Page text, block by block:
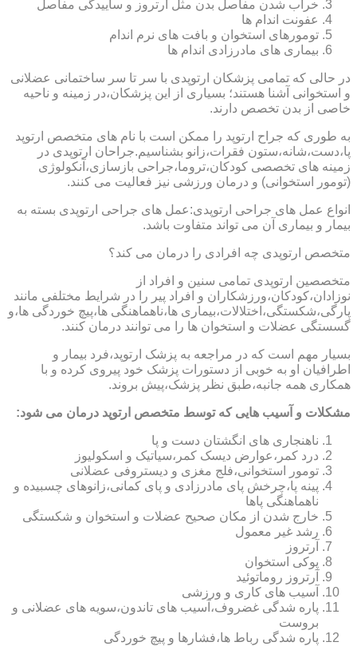
خراب شدن مفاصل بدن مثل آرتروز و ساییدگی مفاصل
عفونت اندام ها
تومورهای استخوان و بافت های نرم اندام
بیماری های مادرزادی اندام ها
در حالی که تمامی پزشکان ارتوپدی با سر تا سر ساختمانی عضلانی
و استخوانی آشنا هستند؛ بسیاری از این پزشکان،در زمینه و ناحیه
خاصی از بدن تخصص دارند.
به طوری که جراح ارتوپد را ممکن است با نام های متخصص ارتوپد
پا،دست،شانه،ستون فقرات،زانو بشناسیم.جراحان ارتوپدی در
زمینه های تخصصی کودکان،تروما،جراحی بازسازی،آنکولوژی
(تومور استخوانی) و درمان ورزشی نیز فعالیت می کنند.
انواع عمل های جراحی ارتوپدی:عمل های جراحی ارتوپدی بسته به
بیمار و بیماری آن می تواند متفاوت باشد.
متخصص ارتوپدی چه افرادی را درمان می کند؟
متخصصین ارتوپدی تمامی سنین و افراد از
نوزادان،کودکان،ورزشکاران و افراد پیر را در شرایط مختلفی مانند
پارگی،شکستگی،اختلالات،بیماری ها،ناهماهنگی ها،پیچ خوردگی ها،و
گسستگی عضلات و استخوان ها را می توانند درمان کنند.
بسیار مهم است که در مراجعه به پزشک ارتوپد،فرد بیمار و
اطرافیان او به خوبی از دستورات پزشک خود پیروی کرده و با
همکاری همه جانبه،طبق نظر پزشک،پیش بروند.
مشکلات و آسیب هایی که توسط متخصص ارتوپد درمان می شود:
ناهنجاری های انگشتان دست و پا
درد کمر،عوارض دیسک کمر،سیاتیک و اسکولیوز
تومور استخوانی،فلج مغزی و دیستروفی عضلانی
پینه پا،چرخش پای مادرزادی و پای کمانی،زانوهای چسبیده و
ناهماهنگی پاها
خارج شدن از مکان صحیح عضلات و استخوان و شکستگی
رشد غیر معمول
آرتروز
پوکی استخوان
آرتروز روماتوئید
آسیب های کاری و ورزشی
پاره شدگی غضروف،آسیب های تاندون،سویه های عضلانی و
بروست
پاره شدگی رباط ها،فشارها و پیچ خوردگی